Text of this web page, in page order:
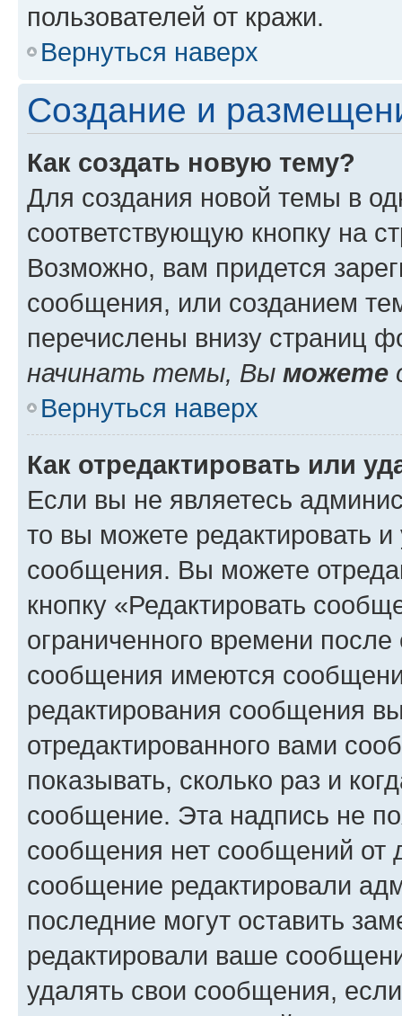
пользователей от кражи.
Вернуться наверх
Создание и
Как создать новую тему?
Для создания новой темы в
соответствующую кнопку на
Возможно, вам придется
сообщения, или созданием
перечислены внизу страниц
начинать темы, Вы можете
Вернуться наверх
Как отредактировать или
Если вы не являетесь
то вы можете редактировать
сообщения. Вы можете
кнопку «Редактировать
ограниченного времени
сообщения имеются
редактирования сообщения
отредактированного вами
показывать, сколько раз и
сообщение. Эта надпись не
сообщения нет сообщений от
сообщение редактировали
последние могут оставить
редактировали ваше
удалять свои сообщения,